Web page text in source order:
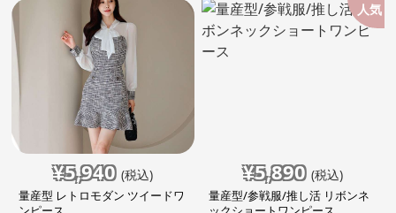
¥5,940 (税込)
量産型 レトロモダン ツイードワ
人気
¥5,890 (税込)
量産型/参戦服/推し活 リボンネ